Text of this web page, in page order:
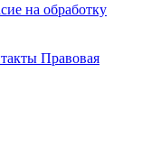
на обработку
Правовая